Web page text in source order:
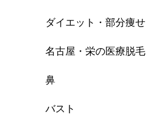
ダイエット・部分痩せ
名古屋・栄の医療脱毛
鼻
バスト